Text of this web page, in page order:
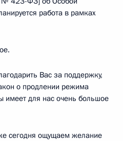
работа в рамках
Вас за поддержку,
о продлении режима
имеет для нас очень большое
сегодня ощущаем желание